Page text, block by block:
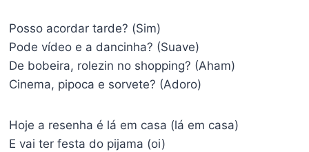
Posso acordar tarde? (Sim)
Pode vídeo e a dancinha? (Suave)
De bobeira, rolezin no shopping? (Aham)
Cinema, pipoca e sorvete? (Adoro)
Hoje a resenha é lá em casa (lá em casa)
E vai ter festa do pijama (oi)